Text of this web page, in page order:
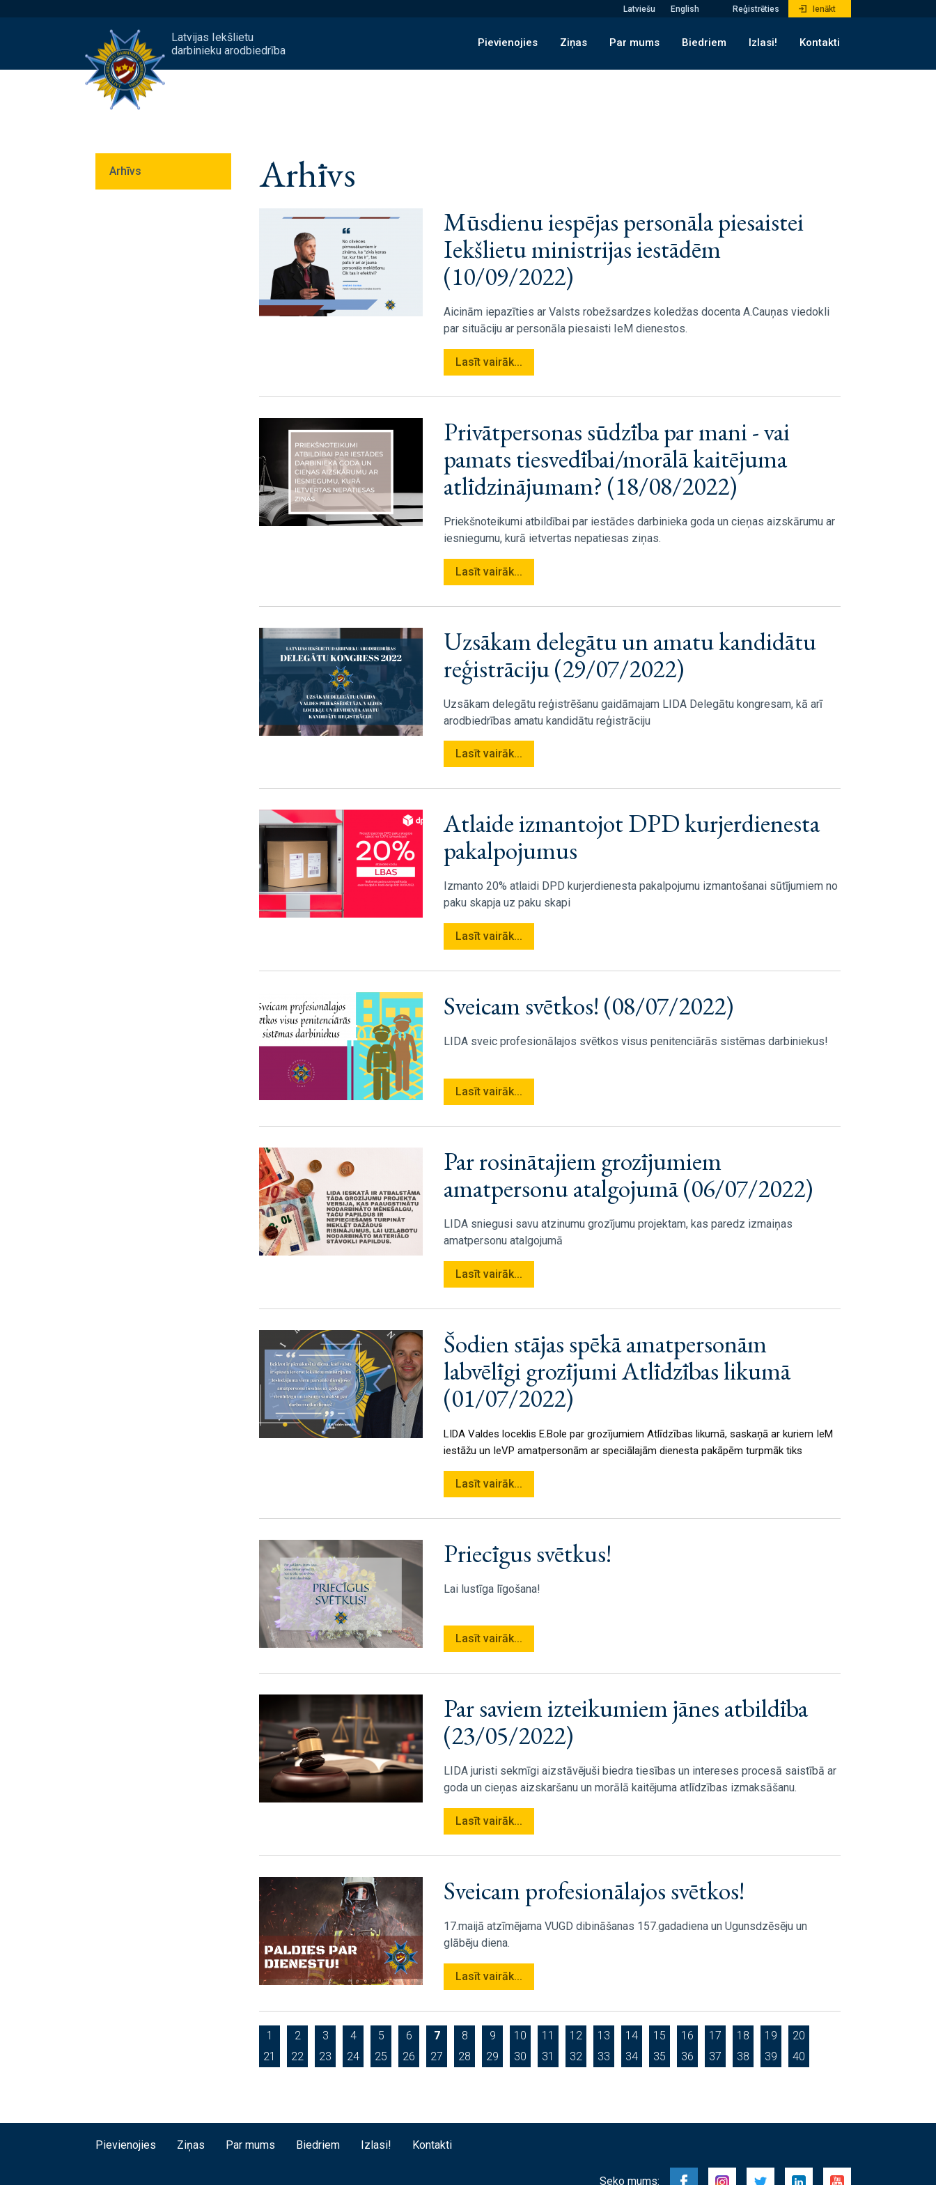
Latviešu English Reģistrēties Ienākt
Latvijas Iekšlietu
darbinieku arodbiedrība
Pievienojies Ziņas Par mums Biedriem Izlasi! Kontakti
Arhīvs Arhīvs
Mūsdienu iespējas personāla piesaistei
Iekšlietu ministrijas iestādēm
(10/09/2022)
Aicinām iepazīties ar Valsts robežsardzes koledžas docenta A.Cauņas viedokli
par situāciju ar personāla piesaisti IeM dienestos.
Lasīt vairāk...
Privātpersonas sūdzība par mani - vai
pamats tiesvedībai/morālā kaitējuma
atlīdzinājumam? (18/08/2022)
Priekšnoteikumi atbildībai par iestādes darbinieka goda un cieņas aizskārumu ar
iesniegumu, kurā ietvertas nepatiesas ziņas.
Lasīt vairāk...
Uzsākam delegātu un amatu kandidātu
reģistrāciju (29/07/2022)
Uzsākam delegātu reģistrēšanu gaidāmajam LIDA Delegātu kongresam, kā arī
arodbiedrības amatu kandidātu reģistrāciju
Lasīt vairāk...
Atlaide izmantojot DPD kurjerdienesta
pakalpojumus
Izmanto 20% atlaidi DPD kurjerdienesta pakalpojumu izmantošanai sūtījumiem no
paku skapja uz paku skapi
Lasīt vairāk...
Sveicam svētkos! (08/07/2022)
LIDA sveic profesionālajos svētkos visus penitenciārās sistēmas darbiniekus!
Lasīt vairāk...
Par rosinātajiem grozījumiem
amatpersonu atalgojumā (06/07/2022)
LIDA sniegusi savu atzinumu grozījumu projektam, kas paredz izmaiņas
amatpersonu atalgojumā
Lasīt vairāk...
Šodien stājas spēkā amatpersonām
labvēlīgi grozījumi Atlīdzības likumā
(01/07/2022)
LIDA Valdes loceklis E.Bole par grozījumiem Atlīdzības likumā, saskaņā ar kuriem IeM
iestāžu un IeVP amatpersonām ar speciālajām dienesta pakāpēm turpmāk tiks
Lasīt vairāk...
Priecīgus svētkus!
Lai lustīga līgošana!
Lasīt vairāk...
Par saviem izteikumiem jānes atbildība
(23/05/2022)
LIDA juristi sekmīgi aizstāvējuši biedra tiesības un intereses procesā saistībā ar
goda un cieņas aizskaršanu un morālā kaitējuma atlīdzības izmaksāšanu.
Lasīt vairāk...
Sveicam profesionālajos svētkos!
17.maijā atzīmējama VUGD dibināšanas 157.gadadiena un Ugunsdzēsēju un
glābēju diena.
Lasīt vairāk...
1 2 3 4 5 6 7 8 9 10 11 12 13 14 15 16 17 18 19
20
21
22 23 24 25 26 27 28 29 30 31 32 33 34 35 36 37 38 39 40
Pievienojies Ziņas Par mums Biedriem Izlasi! Kontakti
Seko mums: